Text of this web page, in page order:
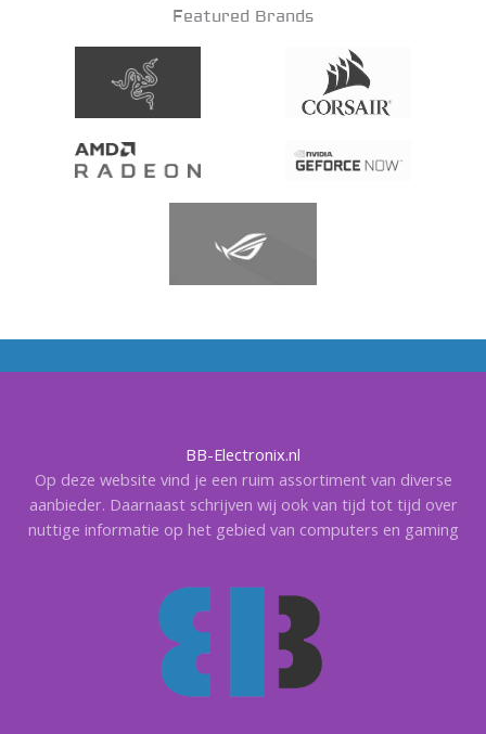
Featured Brands
BB-Electronix.nl
Op deze website vind je een ruim assortiment van diverse
aanbieder. Daarnaast schrijven wij ook van tijd tot tijd over
nuttige informatie op het gebied van computers en gaming